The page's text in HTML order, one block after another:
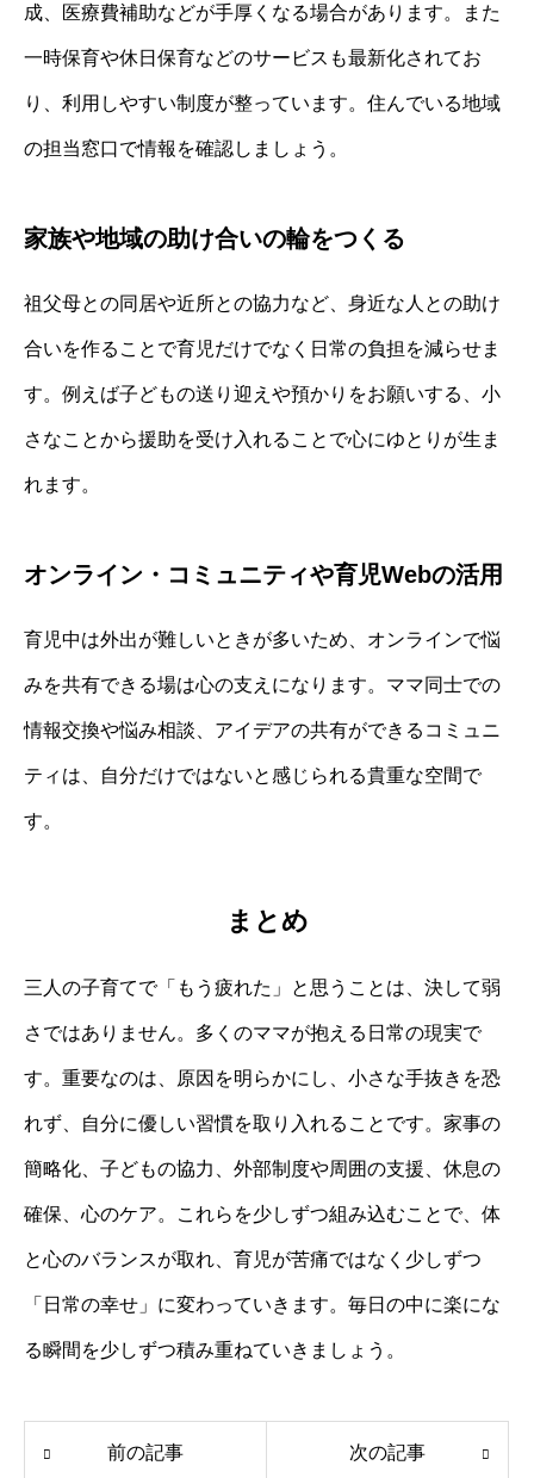
成、医療費補助などが手厚くなる場合があります。また
一時保育や休日保育などのサービスも最新化されてお
り、利用しやすい制度が整っています。住んでいる地域
の担当窓口で情報を確認しましょう。
家族や地域の助け合いの輪をつくる
祖父母との同居や近所との協力など、身近な人との助け
合いを作ることで育児だけでなく日常の負担を減らせま
す。例えば子どもの送り迎えや預かりをお願いする、小
さなことから援助を受け入れることで心にゆとりが生ま
れます。
オンライン・コミュニティや育児Webの活用
育児中は外出が難しいときが多いため、オンラインで悩
みを共有できる場は心の支えになります。ママ同士での
情報交換や悩み相談、アイデアの共有ができるコミュニ
ティは、自分だけではないと感じられる貴重な空間で
す。
まとめ
三人の子育てで「もう疲れた」と思うことは、決して弱
さではありません。多くのママが抱える日常の現実で
す。重要なのは、原因を明らかにし、小さな手抜きを恐
れず、自分に優しい習慣を取り入れることです。家事の
簡略化、子どもの協力、外部制度や周囲の支援、休息の
確保、心のケア。これらを少しずつ組み込むことで、体
と心のバランスが取れ、育児が苦痛ではなく少しずつ
「日常の幸せ」に変わっていきます。毎日の中に楽にな
る瞬間を少しずつ積み重ねていきましょう。
前の記事 次の記事